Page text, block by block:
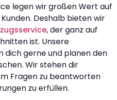
legen wir großen Wert auf
Deshalb bieten wir
, der ganz auf
ist. Unsere
dich gerne und planen den
Wir stehen dir
Fragen zu beantworten
zu erfüllen.